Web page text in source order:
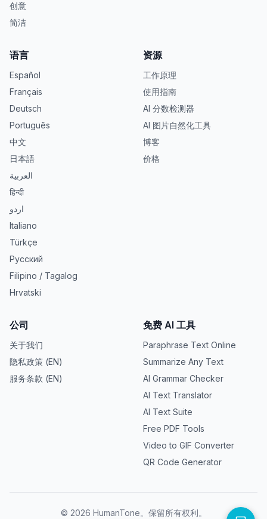
创意
简洁
语言
Español
Français
Deutsch
Português
中文
日本語
العربية
हिन्दी
اردو
Italiano
Türkçe
Русский
Filipino / Tagalog
Hrvatski
资源
工作原理
使用指南
AI 分数检测器
AI 图片自然化工具
博客
价格
公司
关于我们
隐私政策 (EN)
服务条款 (EN)
免费 AI 工具
Paraphrase Text Online
Summarize Any Text
AI Grammar Checker
AI Text Translator
AI Text Suite
Free PDF Tools
Video to GIF Converter
QR Code Generator
© 2026 HumanTone。保留所有权利。